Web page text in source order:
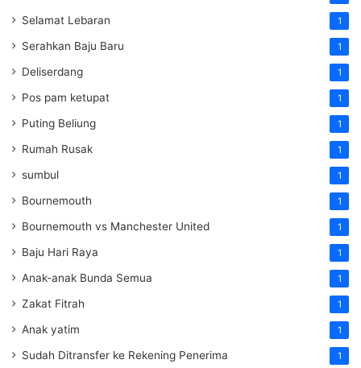
Selamat Lebaran 1
Serahkan Baju Baru 1
Deliserdang 1
Pos pam ketupat 1
Puting Beliung 1
Rumah Rusak 1
sumbul 1
Bournemouth 1
Bournemouth vs Manchester United 1
Baju Hari Raya 1
Anak-anak Bunda Semua 1
Zakat Fitrah 1
Anak yatim 1
Sudah Ditransfer ke Rekening Penerima 1